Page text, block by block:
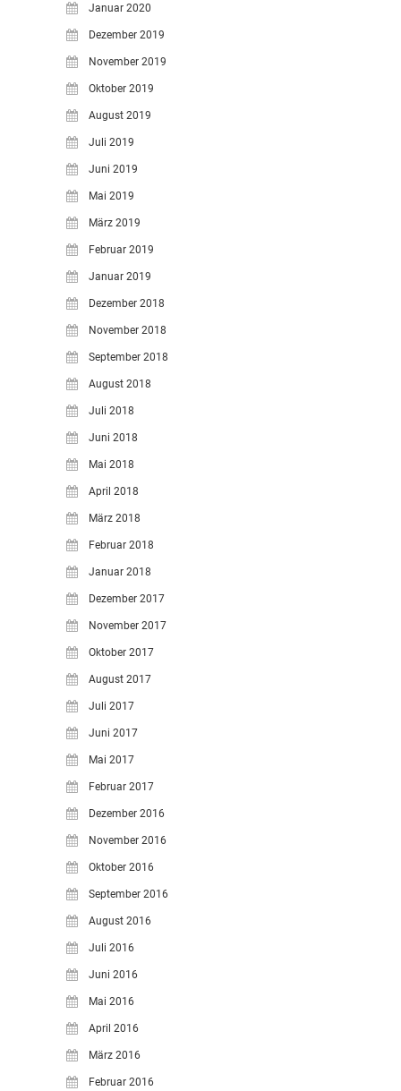
Januar 2020
Dezember 2019
November 2019
Oktober 2019
August 2019
Juli 2019
Juni 2019
Mai 2019
März 2019
Februar 2019
Januar 2019
Dezember 2018
November 2018
September 2018
August 2018
Juli 2018
Juni 2018
Mai 2018
April 2018
März 2018
Februar 2018
Januar 2018
Dezember 2017
November 2017
Oktober 2017
August 2017
Juli 2017
Juni 2017
Mai 2017
Februar 2017
Dezember 2016
November 2016
Oktober 2016
September 2016
August 2016
Juli 2016
Juni 2016
Mai 2016
April 2016
März 2016
Februar 2016